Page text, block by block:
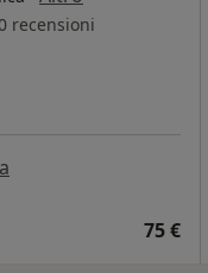
recensioni
75 €